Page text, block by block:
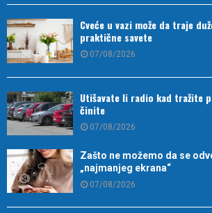
Cveće u vazi može da traje
praktične savete
07/08/2026
Utišavate li radio kad tražite
činite
07/08/2026
Zašto ne možemo da se
„najmanjeg ekrana“
07/08/2026